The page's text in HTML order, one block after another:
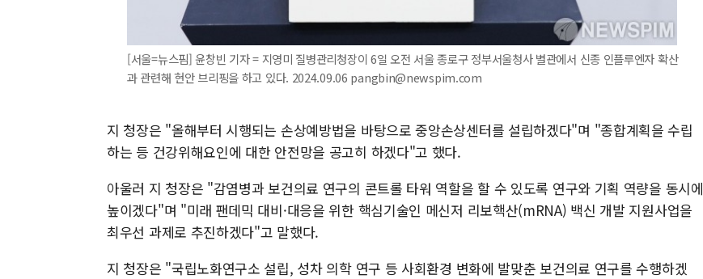
[서울=뉴스핌] 윤창빈 기자 = 지영미 질병관리청장이 6일 오전 서울 종로구 정부서울청사 별관에서 신종 인플루엔자 확산
과 관련해 현안 브리핑을 하고 있다. 2024.09.06 pangbin@newspim.com
지 청장은 "올해부터 시행되는 손상예방법을 바탕으로 중앙손상센터를 설립하겠다"며 "종합계획을 수립
하는 등 건강위해요인에 대한 안전망을 공고히 하겠다"고 했다.
아울러 지 청장은 "감염병과 보건의료 연구의 콘트롤 타워 역할을 할 수 있도록 연구와 기획 역량을 동시에
높이겠다"며 "미래 팬데믹 대비·대응을 위한 핵심기술인 메신저 리보핵산(mRNA) 백신 개발 지원사업을
최우선 과제로 추진하겠다"고 말했다.
지 청장은 "국립노화연구소 설립, 성차 의학 연구 등 사회환경 변화에 발맞춘 보건의료 연구를 수행하겠